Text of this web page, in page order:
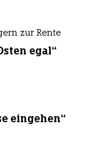
zur Rente
egal“
eingehen“